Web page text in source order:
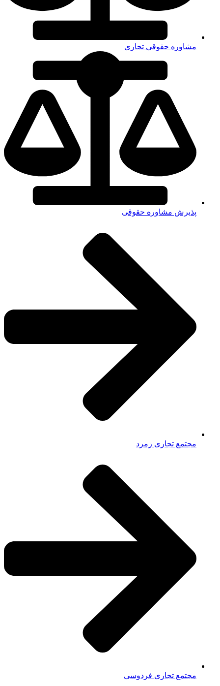
مشاوره حقوقی تجاری
پذیرش مشاوره حقوقی
مجتمع تجاری زمرد
مجتمع تجاری فردوسی